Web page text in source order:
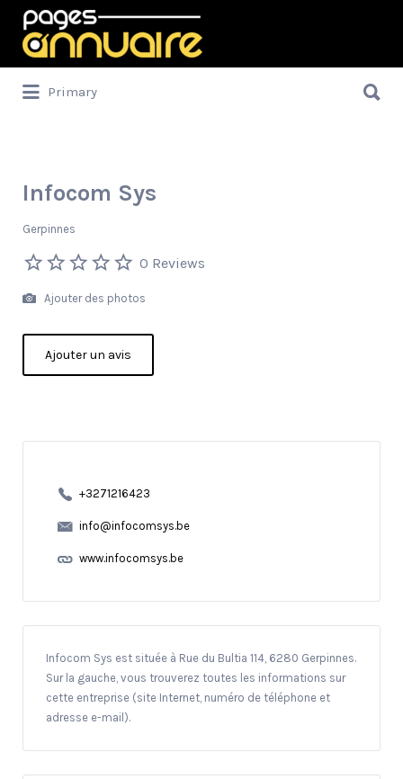
Rechercher:
Primary
Infocom Sys
Gerpinnes
0 Reviews
Ajouter des photos
Ajouter un avis
+3271216423
info@infocomsys.be
www.infocomsys.be
Infocom Sys est située à Rue du Bultia 114, 6280 Gerpinnes.
Sur la gauche, vous trouverez toutes les informations sur
cette entreprise (site Internet, numéro de téléphone et
adresse e-mail).